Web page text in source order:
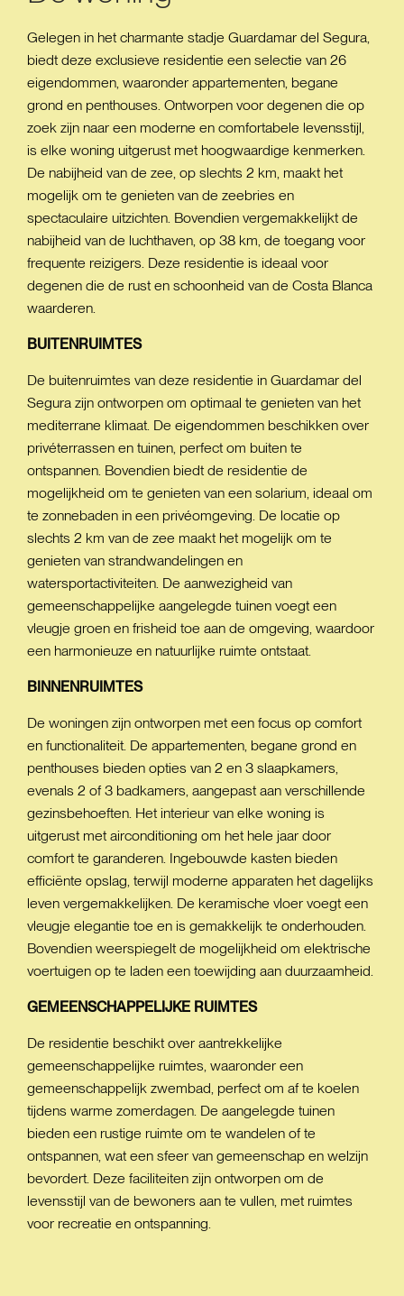
Gelegen in het charmante stadje Guardamar del Segura,
biedt deze exclusieve residentie een selectie van 26
eigendommen, waaronder appartementen, begane
grond en penthouses. Ontworpen voor degenen die op
zoek zijn naar een moderne en comfortabele levensstijl,
is elke woning uitgerust met hoogwaardige kenmerken.
De nabijheid van de zee, op slechts 2 km, maakt het
mogelijk om te genieten van de zeebries en
spectaculaire uitzichten. Bovendien vergemakkelijkt de
nabijheid van de luchthaven, op 38 km, de toegang voor
frequente reizigers. Deze residentie is ideaal voor
degenen die de rust en schoonheid van de Costa Blanca
waarderen.
BUITENRUIMTES
De buitenruimtes van deze residentie in Guardamar del
Segura zijn ontworpen om optimaal te genieten van het
mediterrane klimaat. De eigendommen beschikken over
privéterrassen en tuinen, perfect om buiten te
ontspannen. Bovendien biedt de residentie de
mogelijkheid om te genieten van een solarium, ideaal om
te zonnebaden in een privéomgeving. De locatie op
slechts 2 km van de zee maakt het mogelijk om te
genieten van strandwandelingen en
watersportactiviteiten. De aanwezigheid van
gemeenschappelijke aangelegde tuinen voegt een
vleugje groen en frisheid toe aan de omgeving, waardoor
een harmonieuze en natuurlijke ruimte ontstaat.
BINNENRUIMTES
De woningen zijn ontworpen met een focus op comfort
en functionaliteit. De appartementen, begane grond en
penthouses bieden opties van 2 en 3 slaapkamers,
evenals 2 of 3 badkamers, aangepast aan verschillende
gezinsbehoeften. Het interieur van elke woning is
uitgerust met airconditioning om het hele jaar door
comfort te garanderen. Ingebouwde kasten bieden
efficiënte opslag, terwijl moderne apparaten het dagelijks
leven vergemakkelijken. De keramische vloer voegt een
vleugje elegantie toe en is gemakkelijk te onderhouden.
Bovendien weerspiegelt de mogelijkheid om elektrische
voertuigen op te laden een toewijding aan duurzaamheid.
GEMEENSCHAPPELIJKE RUIMTES
De residentie beschikt over aantrekkelijke
gemeenschappelijke ruimtes, waaronder een
gemeenschappelijk zwembad, perfect om af te koelen
tijdens warme zomerdagen. De aangelegde tuinen
bieden een rustige ruimte om te wandelen of te
ontspannen, wat een sfeer van gemeenschap en welzijn
bevordert. Deze faciliteiten zijn ontworpen om de
levensstijl van de bewoners aan te vullen, met ruimtes
voor recreatie en ontspanning.